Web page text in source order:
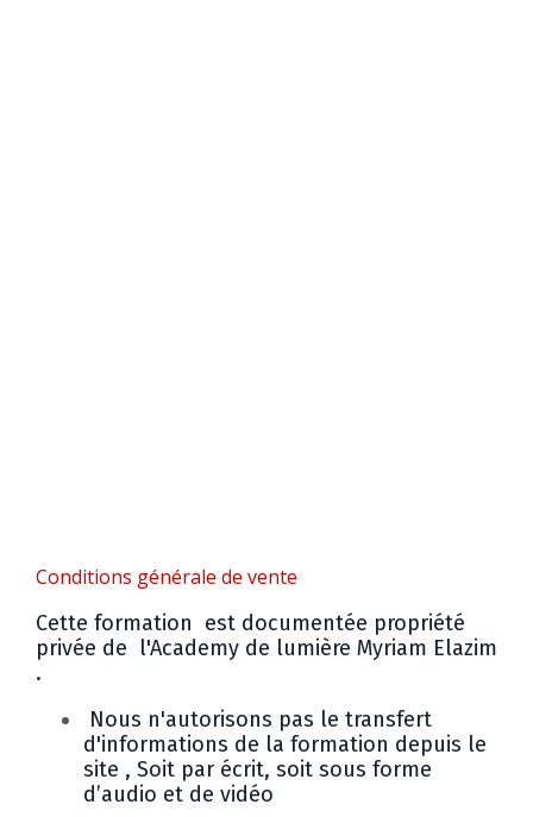
Conditions générale de vente
Cette formation est documentée propriété
privée de l'Academy de lumière Myriam Elazim
.
Nous n'autorisons pas le transfert
d'informations de la formation depuis le
site , Soit par écrit, soit sous forme
d’audio et de vidéo